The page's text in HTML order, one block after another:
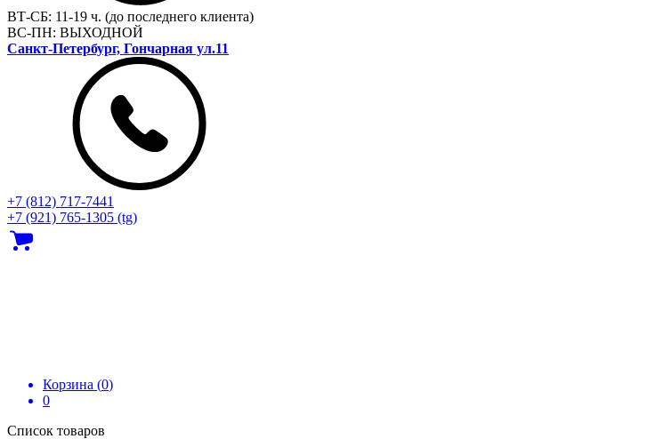
ВТ-СБ: 11-19 ч. (до последнего клиента)
ВС-ПН: ВЫХОДНОЙ
Санкт-Петербург, Гончарная ул.11
+7 (812) 717‑7441
+7 (921) 765-1305 (tg)
Корзина (0)
0
Список товаров